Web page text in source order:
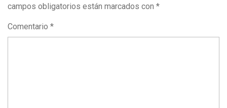
campos obligatorios están marcados con *
Comentario *